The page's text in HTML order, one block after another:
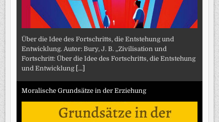
Über die Idee des Fortschritts, die Entstehung und
Entwicklung. Autor: Bury, J. B. „Zivilisation und
Fortschritt: Über die Idee des Fortschritts, die Entstehung
und Entwicklung [...]
Moralische Grundsätze in der Erziehung